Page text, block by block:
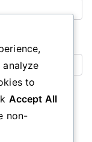
browser for the
to
Accept All
non-